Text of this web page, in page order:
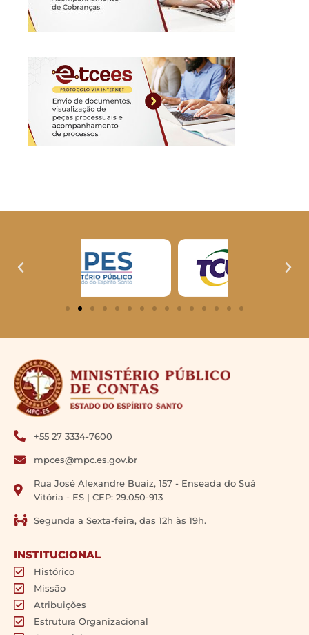
+55 27 3334-7600
mpces@mpc.es.gov.br
Rua José Alexandre Buaiz, 157 - Enseada do Suá
Vitória - ES | CEP: 29.050-913
Segunda a Sexta-feira, das 12h às 19h.
INSTITUCIONAL
Histórico
Missão
Atribuições
Estrutura Organizacional